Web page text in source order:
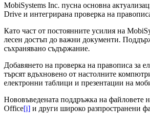
MobiSystems Inc. пусна основна
Drive и интегрирана проверка на
Като част от постоянните усилия на
лесен достъп до важни документи.
съхранявано съдържание.
Добавянето на проверка на правописа за
търсят вдъхновено от настолните
електронни таблици и презентации на
Нововъведената поддръжка на файловете
Office[i] и други широко разпространени